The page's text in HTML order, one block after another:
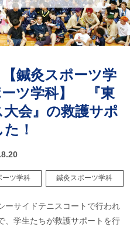
【鍼灸スポーツ学
ーツ学科】 『東
会』の救護サポ
！
ーツ学科 鍼灸スポーツ学科
ーサイドテニスコートで行われ
、学生たちが救護サポートを行